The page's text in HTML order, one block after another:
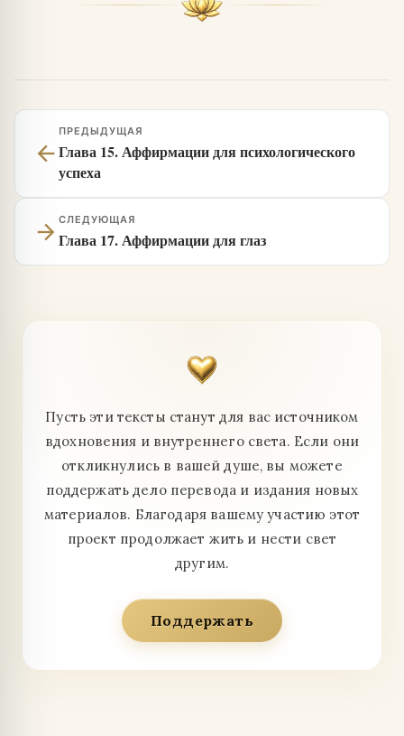
arrow_back
ПРЕДЫДУЩАЯ
Глава 15. Аффирмации для психологического
успеха
arrow_forward СЛЕДУЮЩАЯ
Глава 17. Аффирмации для глаз
Пусть эти тексты станут для вас источником
вдохновения и внутреннего света. Если они
откликнулись в вашей душе, вы можете
поддержать дело перевода и издания новых
материалов. Благодаря вашему участию этот
проект продолжает жить и нести свет
другим.
Поддержать